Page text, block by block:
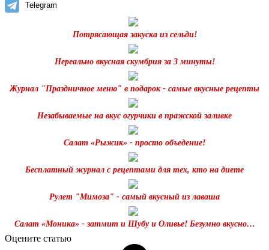
Telegram
Потрясающая закуска из сельди!
Нереально вкусная скумбрия за 3 минуты!
Журнал "Праздничное меню" в подарок - самые вкусные рецепты
Незабываемые на вкус огурчики в пражской заливке
Салат «Рыжик» - просто объедение!
Бесплатный журнал с рецептами для тех, кто на диете
Рулет "Мимоза" - самый вкусный из лаваша
Салат «Моника» - затмит и Шубу и Оливье! Безумно вкусно…
Оцените статью